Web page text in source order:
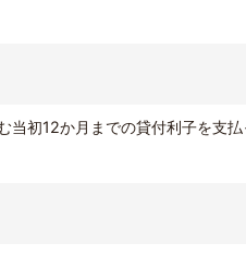
当初12か月までの貸付利子を支